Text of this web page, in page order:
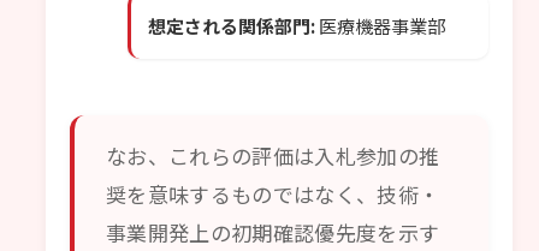
想定される関係部門:医療機器事業部
なお、これらの評価は入札参加の推
奨を意味するものではなく、技術・
事業開発上の初期確認優先度を示す